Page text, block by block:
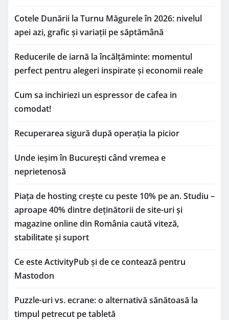
Cotele Dunării la Turnu Măgurele în 2026: nivelul
apei azi, grafic și variații pe săptămână
Reducerile de iarnă la încălțăminte: momentul
perfect pentru alegeri inspirate și economii reale
Cum sa inchiriezi un espressor de cafea in
comodat!
Recuperarea sigură după operația la picior
Unde ieșim în București când vremea e
neprietenosă
Piața de hosting crește cu peste 10% pe an. Studiu –
aproape 40% dintre deținătorii de site-uri și
magazine online din România caută viteză,
stabilitate și suport
Ce este ActivityPub și de ce contează pentru
Mastodon
Puzzle-uri vs. ecrane: o alternativă sănătoasă la
timpul petrecut pe tabletă